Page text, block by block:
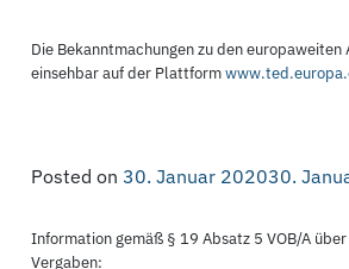
Die Bekanntmachungen zu den europaweiten
einsehbar auf der Plattform
Posted on 30. Januar 202030.
Information gemäß § 19 Absatz 5 VOB/A
Vergaben: